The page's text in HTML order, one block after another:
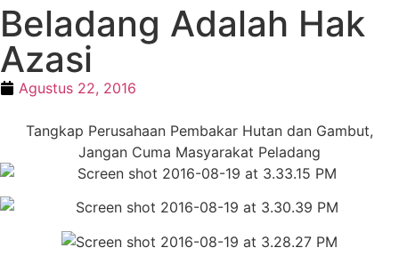
Beladang Adalah Hak
Azasi
Agustus 22, 2016
Tangkap Perusahaan Pembakar Hutan dan Gambut,
Jangan Cuma Masyarakat Peladang